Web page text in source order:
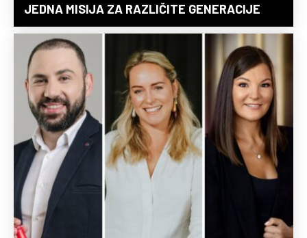
JEDNA MISIJA ZA RAZLIČITE GENERACIJE